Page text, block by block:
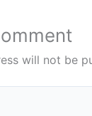
will not be